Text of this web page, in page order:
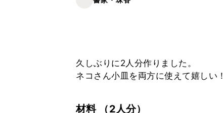
久しぶりに2人分作りました。
ネコさん小皿を両方に使えて嬉しい！
材料 （2人分）